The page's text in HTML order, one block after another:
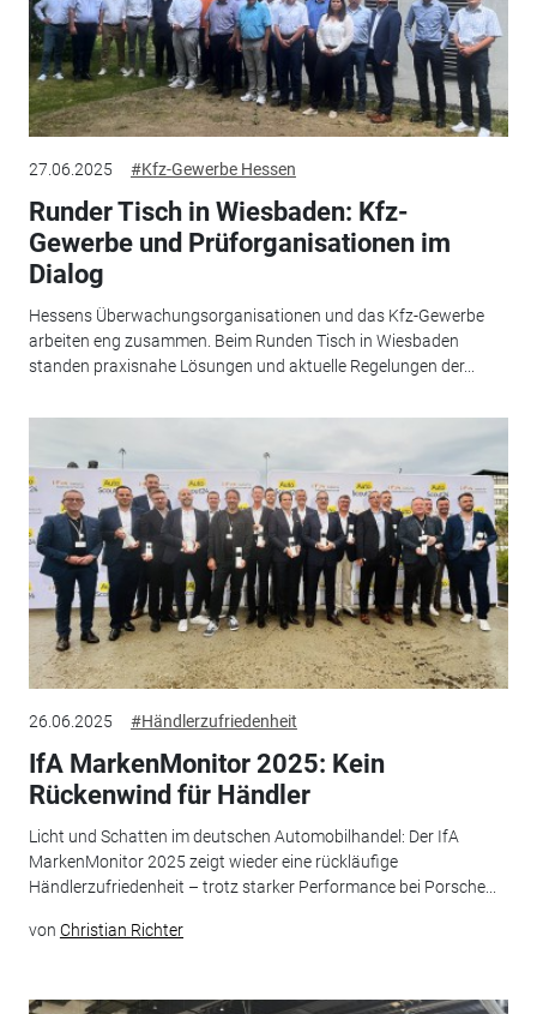
27.06.2025 #Kfz-Gewerbe Hessen
Runder Tisch in Wiesbaden: Kfz-
Gewerbe und Prüforganisationen im
Dialog
Hessens Überwachungsorganisationen und das Kfz-Gewerbe
arbeiten eng zusammen. Beim Runden Tisch in Wiesbaden
standen praxisnahe Lösungen und aktuelle Regelungen der...
26.06.2025 #Händlerzufriedenheit
IfA MarkenMonitor 2025: Kein
Rückenwind für Händler
Licht und Schatten im deutschen Automobilhandel: Der IfA
MarkenMonitor 2025 zeigt wieder eine rückläufige
Händlerzufriedenheit – trotz starker Performance bei Porsche...
von Christian Richter